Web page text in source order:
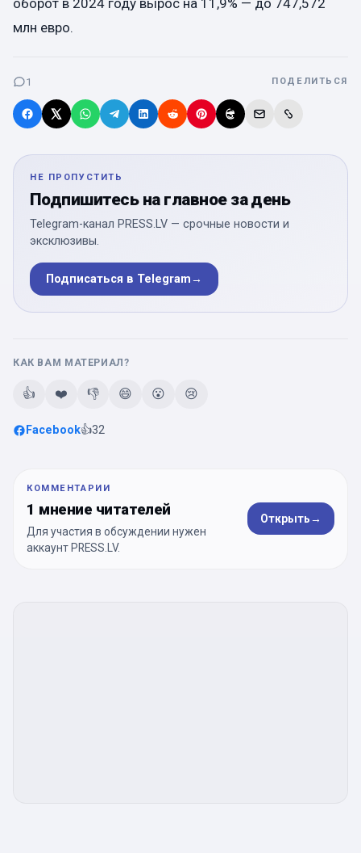
млн евро.
1 ПОДЕЛИТЬСЯ
НЕ ПРОПУСТИТЬ
Подпишитесь на главное за день
Telegram-канал PRESS.LV — срочные новости и
эксклюзивы.
Подписаться в Telegram→
КАК ВАМ МАТЕРИАЛ?
👍 ❤️ 👎 😄 😮 😢
Facebook👍32
КОММЕНТАРИИ
1 мнение читателей
Для участия в обсуждении нужен
аккаунт PRESS.LV.
Открыть→